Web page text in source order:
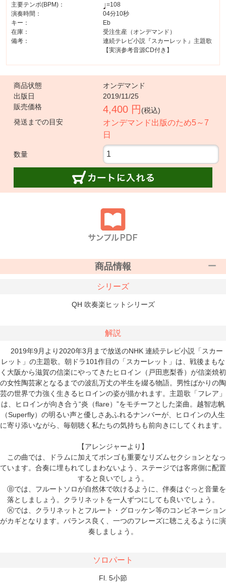
主要テンポ(BPM)：
=108
演奏時間：
04分10秒
キー：
Eb
在庫：
受注生産（オンデマンド）
備考：
連続テレビ小説『スカーレット』主題歌
【実演参考音源CD付き】
商品状態
オンデマンド
出版日
2019/11/25
販売価格
4,400 円 (税込)
発送までの目安
オンデマンド出版のため5～7
日
数量
商品情報
シリーズ
QH 吹奏楽ヒットシリーズ
解説
2019年9月より2020年3月まで放送のNHK 連続テレビ小説「スカー
レット」の主題歌。朝ドラ101作目の「スカーレット」は、戦後まもな
く大阪から滋賀の信楽にやってきたヒロイン（戸田恵梨香）が信楽焼初
の女性陶芸家となるまでの波乱万丈の半生を綴る物語。男性ばかりの陶
芸の世界で力強く生きるヒロインの姿が描かれます。主題歌「フレア」
は、ヒロインが向き合う“炎（flare）”をモチーフとした楽曲。越智志帆
（Superfly）の明るい声と優しさあふれるナンバーが、ヒロインの人生
に寄り添いながら、毎朝聴く私たちの気持ちも前向きにしてくれます。
【アレンジャーより】
この曲では、ドラムに加えてボンゴも重要なリズムセクションとなっ
ています。合奏に埋もれてしまわないよう、ステージでは客席側に配置
すると良いでしょう。
Ⓑでは、フルートソロが自然体で吹けるように、伴奏はぐっと音量を
落としましょう。クラリネットを一人ずつにしても良いでしょう。
Ⓚでは、クラリネットとフルート・グロッケン等のコンビネーション
がカギとなります。バランス良く、一つのフレーズに聴こえるように演
奏しましょう。
ソロパート
Fl. 5小節